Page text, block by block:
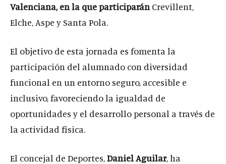
Valenciana,en la que participarán Crevillent,
Elche, Aspe y Santa Pola.
El objetivo de esta jornada es fomenta la
participación del alumnado con diversidad
funcional en un entorno seguro, accesible e
inclusivo, favoreciendo la igualdad de
oportunidades y el desarrollo personal a través de
la actividad física.
El concejal de Deportes,Daniel Aguilar, ha